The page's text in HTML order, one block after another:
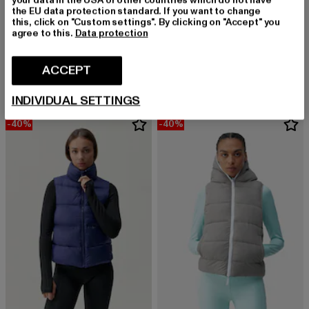
BORN
Hazel
EUR 50,99
Derzeitiger Preis: EUR 50,99
EUR 84,99
-40% -40%
the EU data protection standard. If you want to change
this, click on "Custom settings". By clicking on "Accept" you
agree to this. Data protection
ACCEPT
INDIVIDUAL SETTINGS